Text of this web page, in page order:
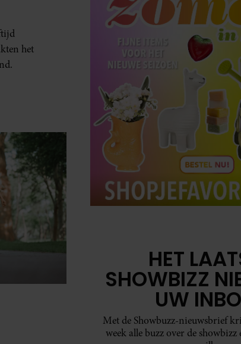
het
HET
SHOWBIZZ
UW
Met de Showbuzz-nieuwsbrief
week alle buzz over de